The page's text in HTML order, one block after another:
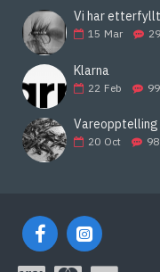
Vi har
15 Mar
Klarna
22 Feb 99
20 Oct 98